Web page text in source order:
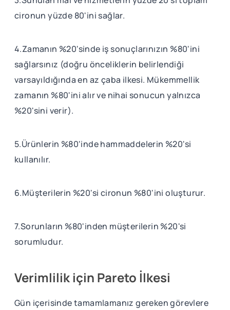
cironun yüzde 80'ini sağlar.
4.Zamanın %20'sinde iş sonuçlarınızın %80'ini
sağlarsınız (doğru önceliklerin belirlendiği
varsayıldığında en az çaba ilkesi. Mükemmellik
zamanın %80'ini alır ve nihai sonucun yalnızca
%20'sini verir).
5.Ürünlerin %80'inde hammaddelerin %20'si
kullanılır.
6.Müşterilerin %20'si cironun %80'ini oluşturur.
7.Sorunların %80'inden müşterilerin %20'si
sorumludur.
Verimlilik için Pareto İlkesi
Gün içerisinde tamamlamanız gereken görevlere